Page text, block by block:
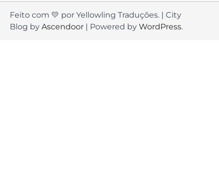
Feito com 💛 por Yellowling Traduções. | City
Blog by Ascendoor | Powered by WordPress.